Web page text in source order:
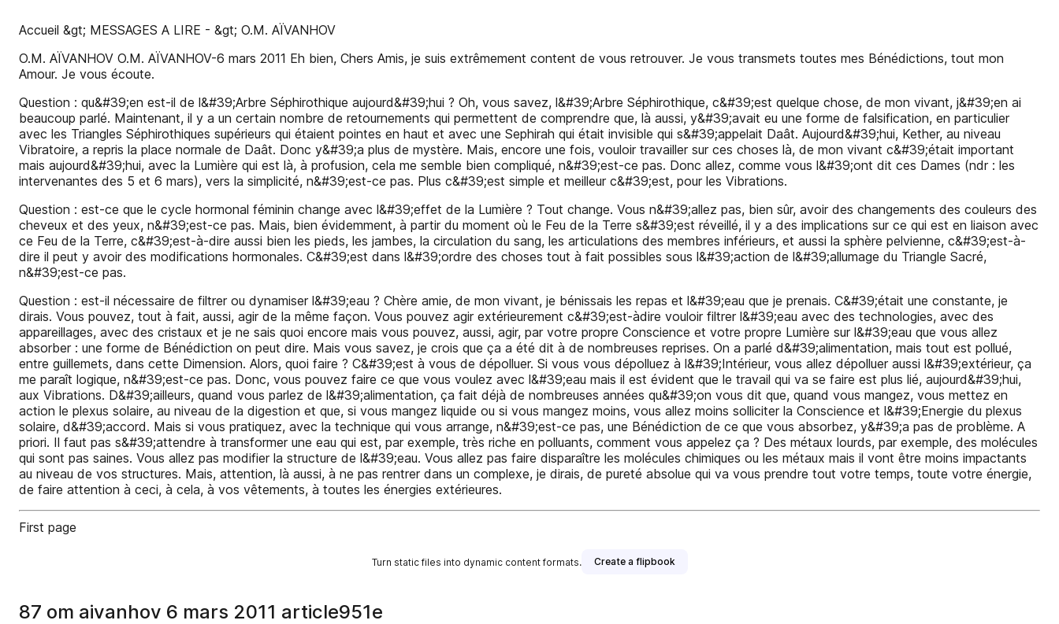
Accueil &gt; MESSAGES A LIRE - &gt; O.M. AÏVANHOV
O.M. AÏVANHOV O.M. AÏVANHOV-6 mars 2011 Eh bien, Chers Amis, je suis extrêmement content de vous retrouver. Je vous transmets toutes mes Bénédictions, tout mon
Amour. Je vous écoute.
Question : qu&#39;en est-il de l&#39;Arbre Séphirothique aujourd&#39;hui ? Oh, vous savez, l&#39;Arbre Séphirothique, c&#39;est quelque chose, de mon vivant, j&#39;en ai
beaucoup parlé. Maintenant, il y a un certain nombre de retournements qui permettent de comprendre que, là aussi, y&#39;avait eu une forme de falsification, en particulier
avec les Triangles Séphirothiques supérieurs qui étaient pointes en haut et avec une Sephirah qui était invisible qui s&#39;appelait Daât. Aujourd&#39;hui, Kether, au niveau
Vibratoire, a repris la place normale de Daât. Donc y&#39;a plus de mystère. Mais, encore une fois, vouloir travailler sur ces choses là, de mon vivant c&#39;était important
mais aujourd&#39;hui, avec la Lumière qui est là, à profusion, cela me semble bien compliqué, n&#39;est-ce pas. Donc allez, comme vous l&#39;ont dit ces Dames (ndr : les
intervenantes des 5 et 6 mars), vers la simplicité, n&#39;est-ce pas. Plus c&#39;est simple et meilleur c&#39;est, pour les Vibrations.
Question : est-ce que le cycle hormonal féminin change avec l&#39;effet de la Lumière ? Tout change. Vous n&#39;allez pas, bien sûr, avoir des changements des couleurs des
cheveux et des yeux, n&#39;est-ce pas. Mais, bien évidemment, à partir du moment où le Feu de la Terre s&#39;est réveillé, il y a des implications sur ce qui est en liaison avec
ce Feu de la Terre, c&#39;est-à-dire aussi bien les pieds, les jambes, la circulation du sang, les articulations des membres inférieurs, et aussi la sphère pelvienne, c&#39;est-à-
dire il peut y avoir des modifications hormonales. C&#39;est dans l&#39;ordre des choses tout à fait possibles sous l&#39;action de l&#39;allumage du Triangle Sacré,
n&#39;est-ce pas.
Question : est-il nécessaire de filtrer ou dynamiser l&#39;eau ? Chère amie, de mon vivant, je bénissais les repas et l&#39;eau que je prenais. C&#39;était une constante, je
dirais. Vous pouvez, tout à fait, aussi, agir de la même façon. Vous pouvez agir extérieurement c&#39;est-àdire vouloir filtrer l&#39;eau avec des technologies, avec des
appareillages, avec des cristaux et je ne sais quoi encore mais vous pouvez, aussi, agir, par votre propre Conscience et votre propre Lumière sur l&#39;eau que vous allez
absorber : une forme de Bénédiction on peut dire. Mais vous savez, je crois que ça a été dit à de nombreuses reprises. On a parlé d&#39;alimentation, mais tout est pollué,
entre guillemets, dans cette Dimension. Alors, quoi faire ? C&#39;est à vous de dépolluer. Si vous vous dépolluez à l&#39;Intérieur, vous allez dépolluer aussi l&#39;extérieur, ça
me paraît logique, n&#39;est-ce pas. Donc, vous pouvez faire ce que vous voulez avec l&#39;eau mais il est évident que le travail qui va se faire est plus lié, aujourd&#39;hui,
aux Vibrations. D&#39;ailleurs, quand vous parlez de l&#39;alimentation, ça fait déjà de nombreuses années qu&#39;on vous dit que, quand vous mangez, vous mettez en
action le plexus solaire, au niveau de la digestion et que, si vous mangez liquide ou si vous mangez moins, vous allez moins solliciter la Conscience et l&#39;Energie du plexus
solaire, d&#39;accord. Mais si vous pratiquez, avec la technique qui vous arrange, n&#39;est-ce pas, une Bénédiction de ce que vous absorbez, y&#39;a pas de problème. A
priori. Il faut pas s&#39;attendre à transformer une eau qui est, par exemple, très riche en polluants, comment vous appelez ça ? Des métaux lourds, par exemple, des molécules
qui sont pas saines. Vous allez pas modifier la structure de l&#39;eau. Vous allez pas faire disparaître les molécules chimiques ou les métaux mais il vont être moins impactants
au niveau de vos structures. Mais, attention, là aussi, à ne pas rentrer dans un complexe, je dirais, de pureté absolue qui va vous prendre tout votre temps, toute votre énergie,
de faire attention à ceci, à cela, à vos vêtements, à toutes les énergies extérieures.
First page
Turn static files into dynamic content formats. Create a flipbook
87 om aivanhov 6 mars 2011 article951e